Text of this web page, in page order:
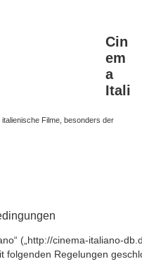
Cin
em
a
Itali
Filme, besonders der
(„http://cinema-italiano-
folgenden Regelungen